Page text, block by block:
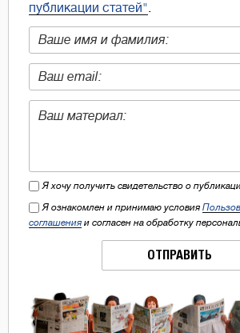
публикации статей".
Я хочу получить свидетельство о
Я ознакомлен и принимаю условия
соглашения и согласен на обработку
ОТПРАВИТЬ